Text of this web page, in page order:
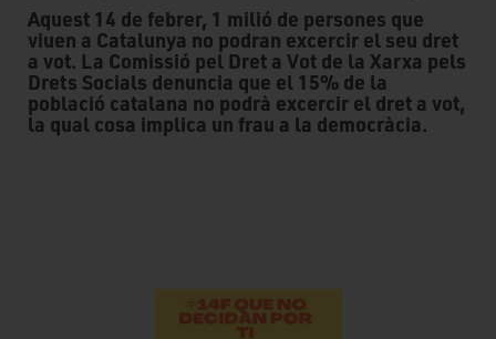
Aquest 14 de febrer, 1 milió de persones que
viuen a Catalunya no podran excercir el seu dret
a vot. La Comissió pel Dret a Vot de la Xarxa pels
Drets Socials denuncia que el 15% de la
població catalana no podrà excercir el dret a vot,
la qual cosa implica un frau a la democràcia.